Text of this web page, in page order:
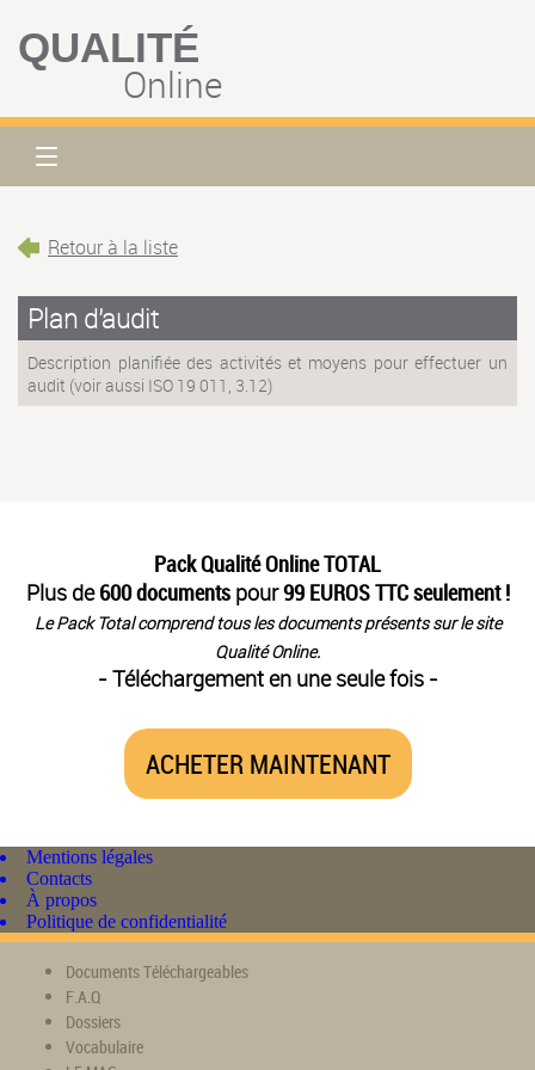
QUALITÉ
Online
Retour à la liste
Plan d'audit
Description planifiée des activités et moyens pour effectuer un
audit (voir aussi ISO 19 011, 3.12)
Pack Qualité Online TOTAL
Plus de600 documentspour99 EUROS TTC seulement !
Le Pack Total comprend tous les documents présents sur le site
Qualité Online.
- Téléchargement en une seule fois -
ACHETER MAINTENANT
Mentions légales
Contacts
À propos
Politique de confidentialité
Documents Téléchargeables
F.A.Q
Dossiers
Vocabulaire